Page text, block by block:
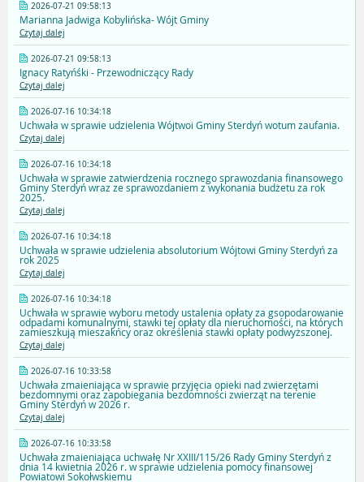
2026-07-21 09:58:13
Marianna Jadwiga Kobylińska- Wójt Gminy
Czytaj dalej
2026-07-21 09:58:13
Ignacy Ratyńśki - Przewodniczący Rady
Czytaj dalej
2026-07-16 10:34:18
Uchwała w sprawie udzielenia Wójtwoi Gminy Sterdyń wotum zaufania.
Czytaj dalej
2026-07-16 10:34:18
Uchwała w sprawie zatwierdzenia rocznego sprawozdania finansowego
Gminy Sterdyń wraz ze sprawozdaniem z wykonania budżetu za rok
2025.
Czytaj dalej
2026-07-16 10:34:18
Uchwała w sprawie udzielenia absolutorium Wójtowi Gminy Sterdyń za
rok 2025
Czytaj dalej
2026-07-16 10:34:18
Uchwała w sprawie wyboru metody ustalenia opłaty za gsopodarowanie
odpadami komunalnymi, stawki tej opłaty dla nieruchomości, na których
zamieszkują mieszakńcy oraz określenia stawki opłaty podwyższonej.
Czytaj dalej
2026-07-16 10:33:58
Uchwała zmaieniająca w sprawie przyjęcia opieki nad zwierzętami
bezdomnymi oraz zapobiegania bezdomności zwierząt na terenie
Gminy Sterdyń w 2026 r.
Czytaj dalej
2026-07-16 10:33:58
Uchwała zmaieniająca uchwałę Nr XXIII/115/26 Rady Gminy Sterdyń z
dnia 14 kwietnia 2026 r. w sprawie udzielenia pomocy finansowej
Powiatowi Sokołwskiemu